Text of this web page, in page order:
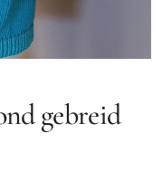
gebreid